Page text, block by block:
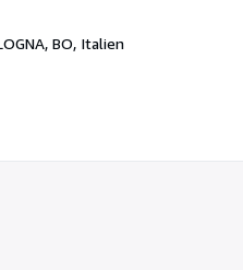
BO, Italien